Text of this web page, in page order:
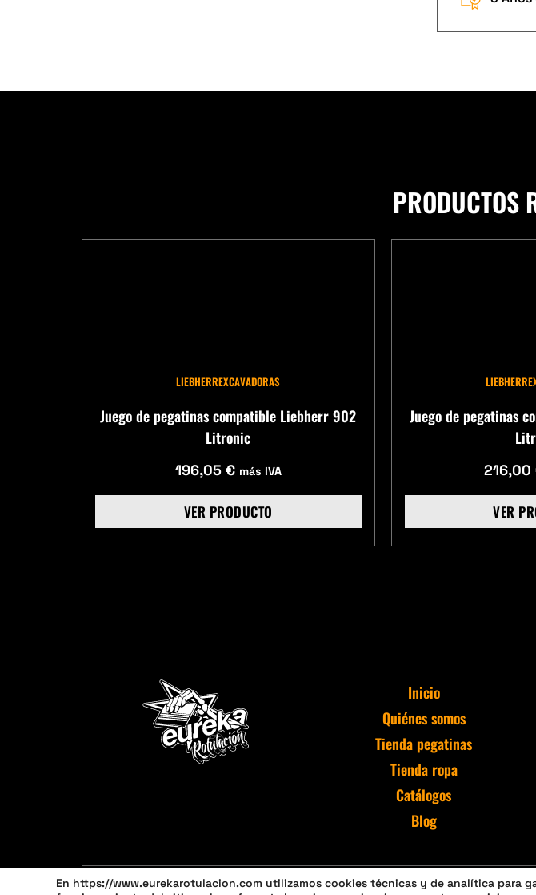
PRODUCTOS
LIEBHERREXCAVADORAS
Juego de pegatinas compatible Liebherr 902
Litronic
196,05 € más IVA
VER PRODUCTO
LIEBHERR
Juego de pegatinas
216,00
VER
Inicio
Quiénes somos
Tienda pegatinas
Tienda ropa
Catálogos
Blog
En https://www.eurekarotulacion.com utilizamos cookies técnicas y de analítica para